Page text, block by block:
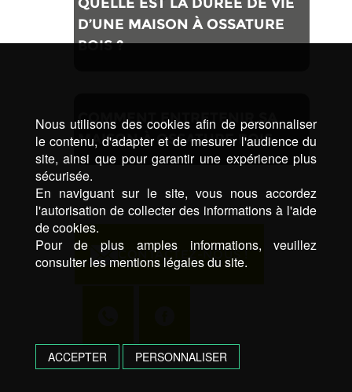
QUELLE EST LA DURÉE DE VIE
D’UNE MAISON À OSSATURE
BOIS ?
COMMENT ENTRETENIR SA
MAISON À OSSATURE BOIS
CONTACTEZ-NOUS !
Nous utilisons des cookies afin de personnaliser
le contenu, d'adapter et de mesurer l'audience du
site, ainsi que pour garantir une expérience plus
sécurisée.
En naviguant sur le site, vous nous accordez
l'autorisation de collecter des informations à l'aide
de cookies.
Pour de plus amples informations, veuillez
consulter les mentions légales du site.
ACCEPTER PERSONNALISER